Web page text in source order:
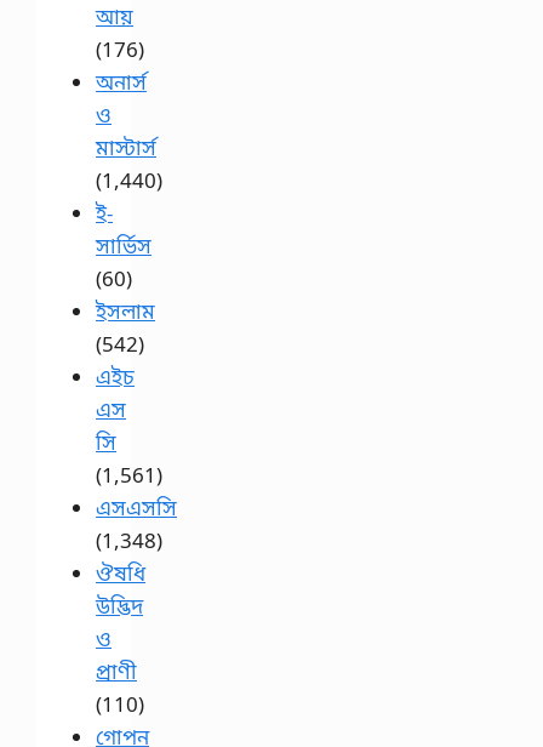
আয়
(176)
অনার্স
ও
মাস্টার্স
(1,440)
ই-
সার্ভিস
(60)
ইসলাম
(542)
এইচ
এস
সি
(1,561)
এসএসসি
(1,348)
ঔষধি
উদ্ভিদ
ও
প্রাণী
(110)
গোপন